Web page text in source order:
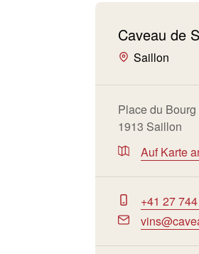
Caveau de
Saillon
Place du Bourg
1913 Saillon
Auf Karte
+41 27